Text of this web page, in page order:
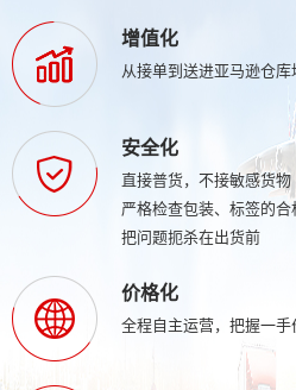
增值化
从接单到送进亚马逊仓库
安全化
直接普货，不接敏感货物
严格检查包装、标签的合
把问题扼杀在出货前
价格化
全程自主运营，把握一